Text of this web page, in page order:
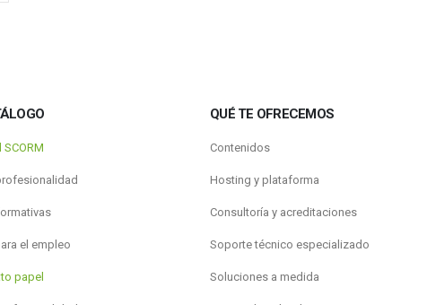
el empleo
papel
QUÉ TE OFRECEMOS
Contenidos
Hosting y plataforma
Consultoría y acreditaciones
Soporte técnico especializado
Soluciones a medida